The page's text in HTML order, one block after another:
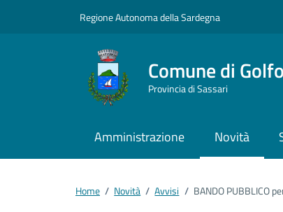
Regione Autonoma della Sardegna
Comune di
Provincia di Sassari
Amministrazione Novità
Home / Novità / Avvisi / BANDO PUBBLICO